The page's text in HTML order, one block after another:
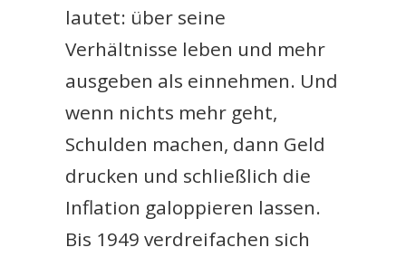
lautet: über seine
Verhältnisse leben und mehr
ausgeben als einnehmen. Und
wenn nichts mehr geht,
Schulden machen, dann Geld
drucken und schließlich die
Inflation galoppieren lassen.
Bis 1949 verdreifachen sich